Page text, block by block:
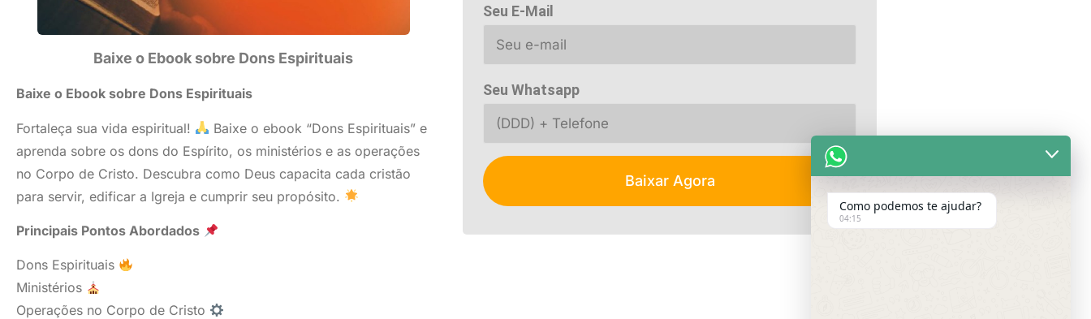
Baixe o Ebook sobre Dons Espirituais
Baixe o Ebook sobre Dons Espirituais
Fortaleça sua vida espiritual!
Baixe o ebook “Dons Espirituais” e
aprenda sobre os dons do Espírito, os ministérios e as operações
no Corpo de Cristo. Descubra como Deus capacita cada cristão
para servir, edificar a Igreja e cumprir seu propósito.
Principais Pontos Abordados
Dons Espirituais
Ministérios
Operações no Corpo de Cristo
Seu E-Mail
Seu Whatsapp
Baixar Agora
Como podemos te ajudar?
04:15